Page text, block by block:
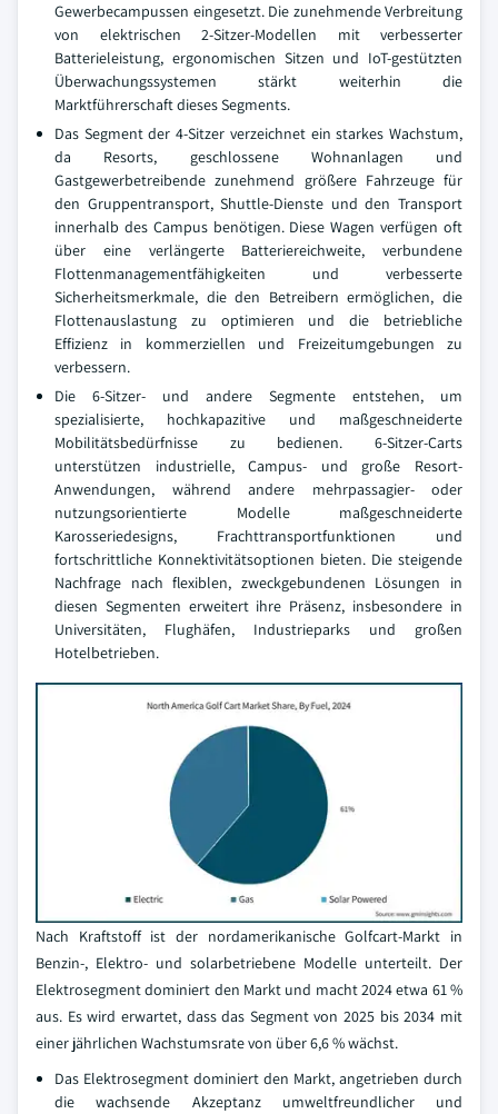
Gewerbecampussen eingesetzt. Die zunehmende Verbreitung
von elektrischen 2-Sitzer-Modellen mit verbesserter
Batterieleistung, ergonomischen Sitzen und IoT-gestützten
Überwachungssystemen stärkt weiterhin die
Marktführerschaft dieses Segments.
Das Segment der 4-Sitzer verzeichnet ein starkes Wachstum,
da Resorts, geschlossene Wohnanlagen und
Gastgewerbetreibende zunehmend größere Fahrzeuge für
den Gruppentransport, Shuttle-Dienste und den Transport
innerhalb des Campus benötigen. Diese Wagen verfügen oft
über eine verlängerte Batteriereichweite, verbundene
Flottenmanagementfähigkeiten und verbesserte
Sicherheitsmerkmale, die den Betreibern ermöglichen, die
Flottenauslastung zu optimieren und die betriebliche
Effizienz in kommerziellen und Freizeitumgebungen zu
verbessern.
Die 6-Sitzer- und andere Segmente entstehen, um
spezialisierte, hochkapazitive und maßgeschneiderte
Mobilitätsbedürfnisse zu bedienen. 6-Sitzer-Carts
unterstützen industrielle, Campus- und große Resort-
Anwendungen, während andere mehrpassagier- oder
nutzungsorientierte Modelle maßgeschneiderte
Karosseriedesigns, Frachttransportfunktionen und
fortschrittliche Konnektivitätsoptionen bieten. Die steigende
Nachfrage nach flexiblen, zweckgebundenen Lösungen in
diesen Segmenten erweitert ihre Präsenz, insbesondere in
Universitäten, Flughäfen, Industrieparks und großen
Hotelbetrieben.
Nach Kraftstoff ist der nordamerikanische Golfcart-Markt in
Benzin-, Elektro- und solarbetriebene Modelle unterteilt. Der
Elektrosegment dominiert den Markt und macht 2024 etwa 61 %
aus. Es wird erwartet, dass das Segment von 2025 bis 2034 mit
einer jährlichen Wachstumsrate von über 6,6 % wächst.
Das Elektrosegment dominiert den Markt, angetrieben durch
die wachsende Akzeptanz umweltfreundlicher und